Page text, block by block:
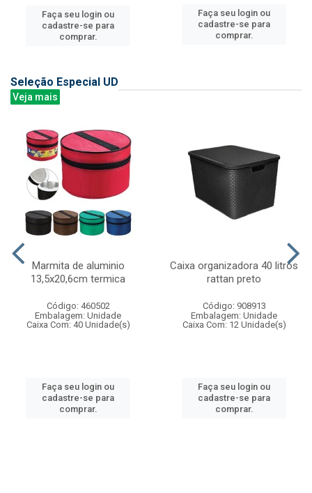
Faça seu login ou
cadastre-se para
comprar.
Faça seu login ou
cadastre-se para
comprar.
Seleção Especial UD
Veja mais
Marmita de aluminio
13,5x20,6cm termica
Código: 460502
Embalagem: Unidade
Caixa Com: 40 Unidade(s)
Faça seu login ou
cadastre-se para
comprar.
Caixa organizadora 40 litros
rattan preto
Código: 908913
Embalagem: Unidade
Caixa Com: 12 Unidade(s)
Faça seu login ou
cadastre-se para
comprar.